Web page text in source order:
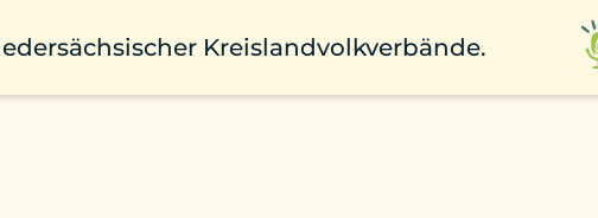
Kreislandvolkverbände.